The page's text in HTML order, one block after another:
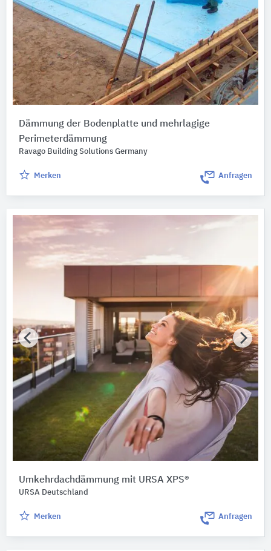
Dämmung der Bodenplatte und mehrlagige
Perimeterdämmung
Ravago Building Solutions Germany
Merken Anfragen
Umkehrdachdämmung mit URSA XPS®
URSA Deutschland
Merken Anfragen